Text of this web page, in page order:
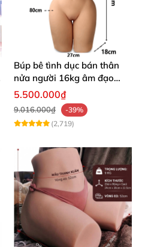
Búp bê tình dục bán thân
nửa người 16kg âm đạo
silicon khít hồng có khung
5.500.000₫
9.016.000₫
-39%
(2,719)